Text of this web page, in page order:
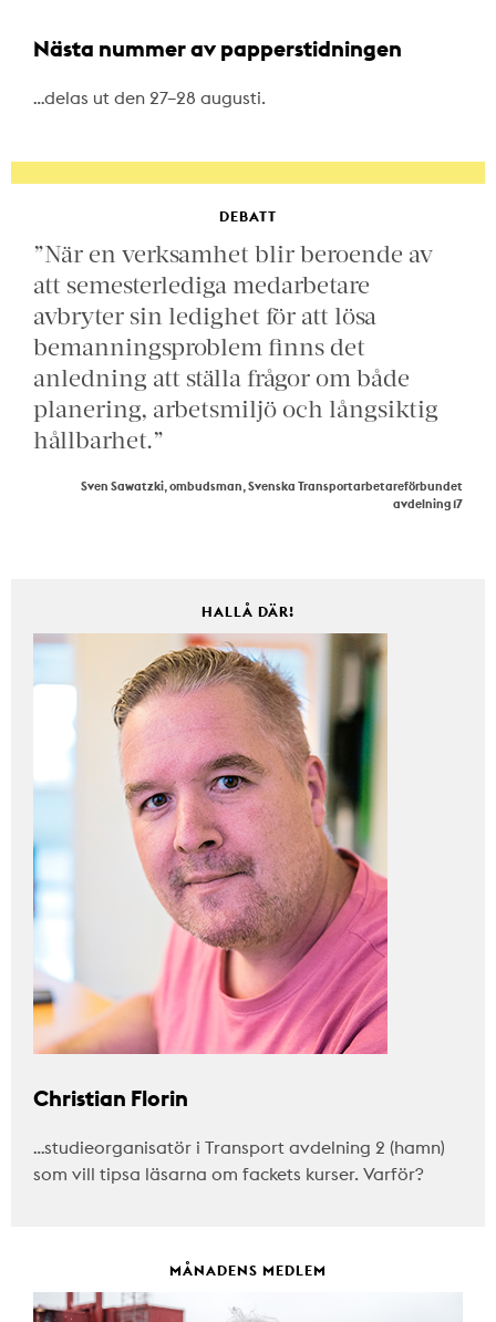
Nästa nummer av papperstidningen
…delas ut den 27–28 augusti.
DEBATT
”När en verksamhet blir beroende av
att semesterlediga medarbetare
avbryter sin ledighet för att lösa
bemanningsproblem finns det
anledning att ställa frågor om både
planering, arbetsmiljö och långsiktig
hållbarhet.”
Sven Sawatzki, ombudsman, Svenska Transportarbetareförbundet
avdelning 17
HALLÅ DÄR!
Christian Florin
…studieorganisatör i Transport avdelning 2 (hamn)
som vill tipsa läsarna om fackets kurser. Varför?
MÅNADENS MEDLEM